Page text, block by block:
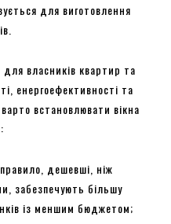
для виготовлення
власників квартир та
енергоефективності та
встановлювати вікна
дешевші, ніж
забезпечують більшу
із меншим бюджетом;